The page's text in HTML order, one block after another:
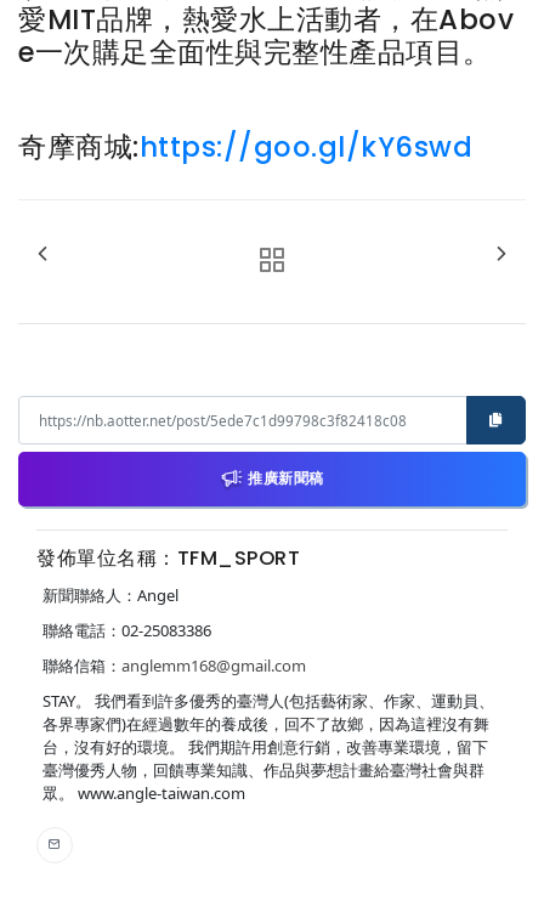
愛MIT品牌，熱愛水上活動者，在Abov
e一次購足全面性與完整性產品項目。
奇摩商城:https://goo.gl/kY6swd
推廣新聞稿
發佈單位名稱：TFM_SPORT
新聞聯絡人：Angel
聯絡電話：02-25083386
聯絡信箱： anglemm168@gmail.com
STAY。 我們看到許多優秀的臺灣人(包括藝術家、作家、運動員、
各界專家們)在經過數年的養成後，回不了故鄉，因為這裡沒有舞
台，沒有好的環境。 我們期許用創意行銷，改善專業環境，留下
臺灣優秀人物，回饋專業知識、作品與夢想計畫給臺灣社會與群
眾。 www.angle-taiwan.com